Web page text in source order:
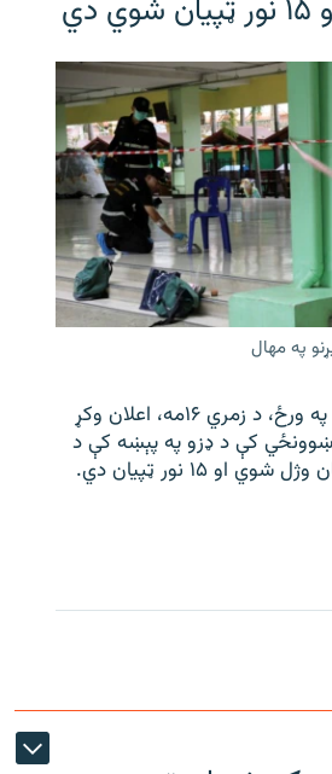
په مهال
د تایلنډ پولیسو د جمعې په ورځ، د زمري ۱۶مه، اعلان وکړ
کې د ډزو په پېښه کې د
۱۵ نور ټپیان دي.